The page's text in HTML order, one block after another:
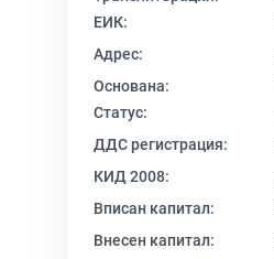
ЕИК:
Адрес:
Основана:
Статус:
ДДС регистрация:
КИД 2008:
Вписан капитал:
Внесен капитал: